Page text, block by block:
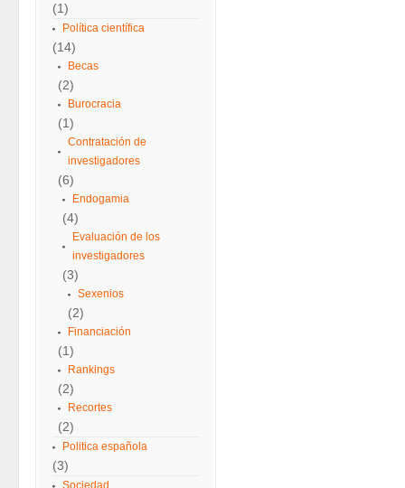
(1)
Política científica
(14)
Becas
(2)
Burocracia
(1)
Contratación de
investigadores
(6)
Endogamia
(4)
Evaluación de los
investigadores
(3)
Sexenios
(2)
Financiación
(1)
Rankings
(2)
Recortes
(2)
Politica española
(3)
Sociedad